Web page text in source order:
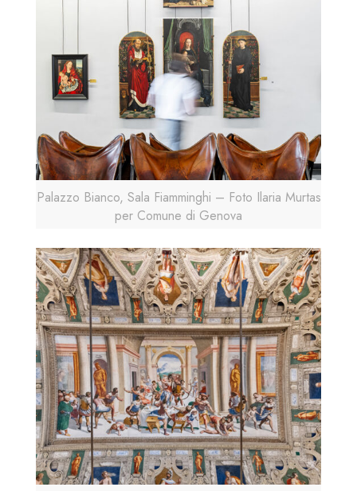
Palazzo Bianco, Sala Fiamminghi – Foto Ilaria Murtas
per Comune di Genova